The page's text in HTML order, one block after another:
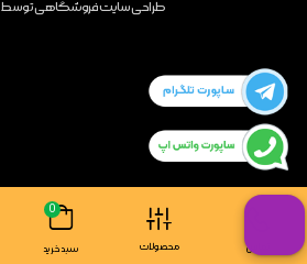
طراحی سایت فروشگاهیتوسط
تماس محصولات
0
سبد خرید